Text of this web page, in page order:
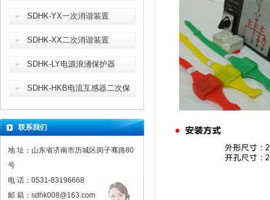
避雷器
SDHK-YX一次消谐装置
SDHK-XX二次消谐装置
SDHK-LY电源浪涌保护器
SDHK-HKB电流互感器二次保
联系我们
地 址：山东省济南市历城区闵子骞路80
号
电 话：0531-83196668
邮 箱：sdhk008@163.com